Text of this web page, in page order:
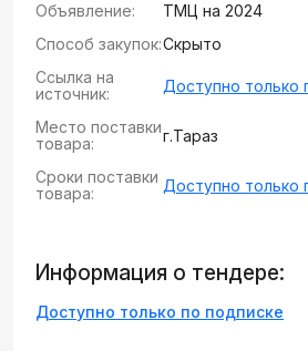
Объявление:
ТМЦ на 2024
Способ закупок:Скрыто
Ссылка на
источник:
Доступно только
Место поставки
товара:
г.Тараз
Сроки поставки
товара:
Доступно только
Информация о тендере:
Доступно только по подписке